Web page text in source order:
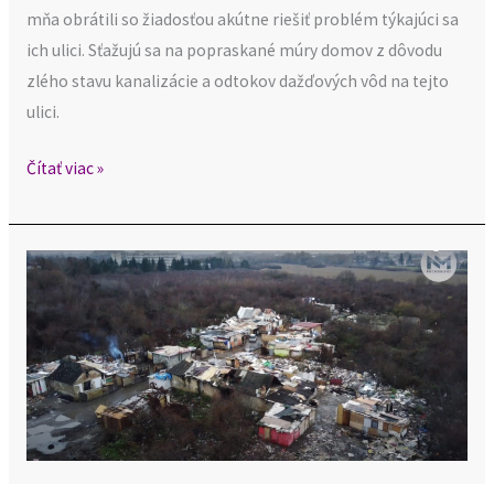
mňa obrátili so žiadosťou akútne riešiť problém týkajúci sa
ich ulici. Sťažujú sa na popraskané múry domov z dôvodu
zlého stavu kanalizácie a odtokov dažďových vôd na tejto
ulici.
Čítať viac »
Po
16
rokoch
prešľapovania
na
mieste
sa